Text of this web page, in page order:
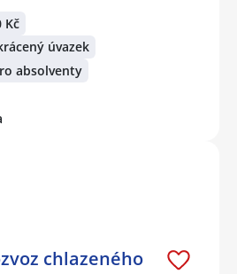
Kč
úvazek
absolventy
chlazeného